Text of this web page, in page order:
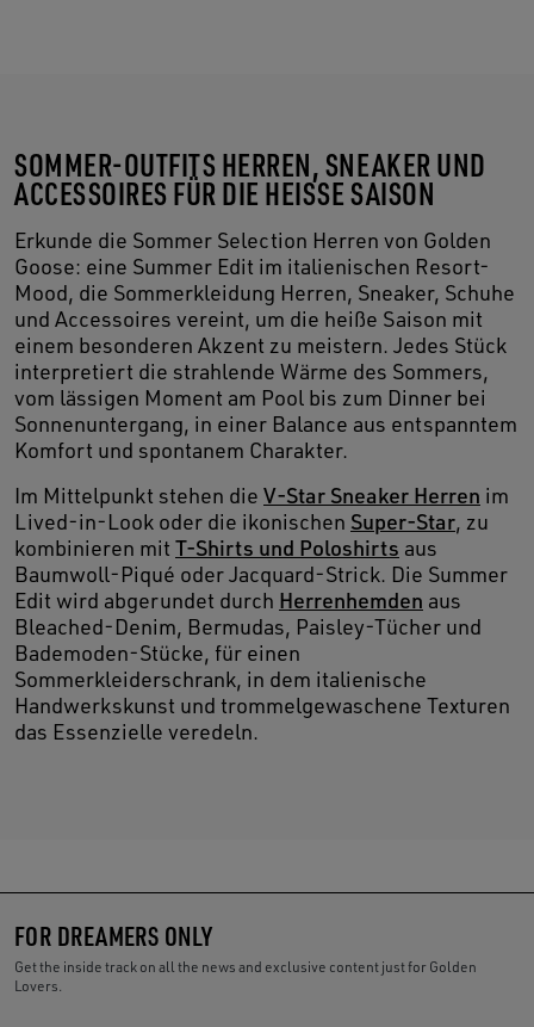
SOMMER-OUTFITS HERREN, SNEAKER UND
ACCESSOIRES FÜR DIE HEISSE SAISON
Erkunde die Sommer Selection Herren von Golden
Goose: eine Summer Edit im italienischen Resort-
Mood, die Sommerkleidung Herren, Sneaker, Schuhe
und Accessoires vereint, um die heiße Saison mit
einem besonderen Akzent zu meistern. Jedes Stück
interpretiert die strahlende Wärme des Sommers,
vom lässigen Moment am Pool bis zum Dinner bei
Sonnenuntergang, in einer Balance aus entspanntem
Komfort und spontanem Charakter.
Im Mittelpunkt stehen die V-Star Sneaker Herren im
Lived-in-Look oder die ikonischen Super-Star, zu
kombinieren mit T-Shirts und Poloshirts aus
Baumwoll-Piqué oder Jacquard-Strick. Die Summer
Edit wird abgerundet durch Herrenhemden aus
Bleached-Denim, Bermudas, Paisley-Tücher und
Bademoden-Stücke, für einen
Sommerkleiderschrank, in dem italienische
Handwerkskunst und trommelgewaschene Texturen
das Essenzielle veredeln.
FOR DREAMERS ONLY
Get the inside track on all the news and exclusive content just for Golden
Lovers.